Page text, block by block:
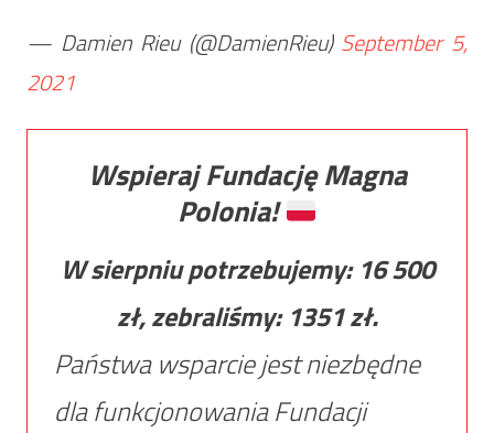
— Damien Rieu (@DamienRieu) September 5,
2021
Wspieraj Fundację Magna
Polonia!
W sierpniu potrzebujemy: 16 500
zł, zebraliśmy: 1351zł.
Państwa wsparcie jest niezbędne
dla funkcjonowania Fundacji